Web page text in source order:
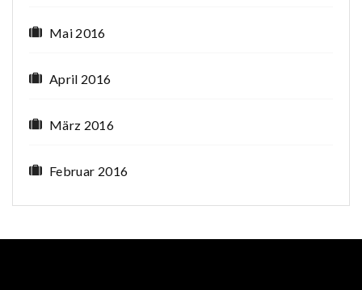
Mai 2016
April 2016
März 2016
Februar 2016